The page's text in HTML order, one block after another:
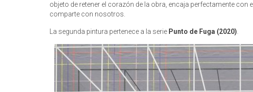
objeto de retener el corazón de la obra, encaja perfectamente
comparte con nosotros.
La segunda pintura pertenece a la serie Punto de Fuga (2020).